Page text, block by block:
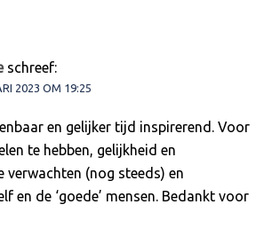
schreef:
2023 OM 19:25
en gelijker tijd inspirerend. Voor
te hebben, gelijkheid en
verwachten (nog steeds) en
en de ‘goede’ mensen. Bedankt voor